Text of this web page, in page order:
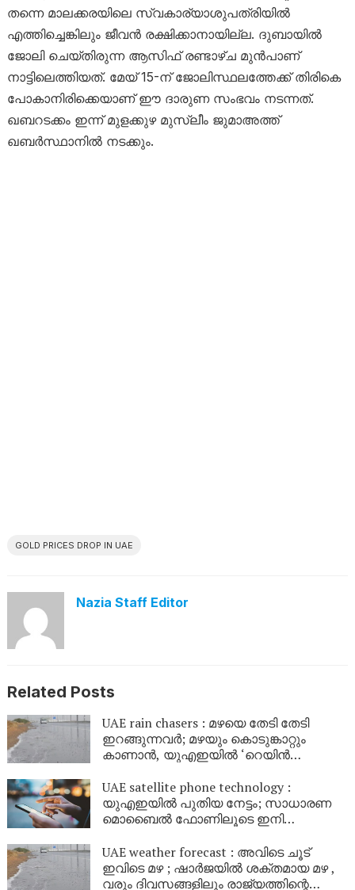
തന്നെ മാലക്കരയിലെ സ്വകാര്യാശുപത്രിയിൽ
എത്തിച്ചെങ്കിലും ജീവൻ രക്ഷിക്കാനായില്ല. ദുബായിൽ
ജോലി ചെയ്തിരുന്ന ആസിഫ് രണ്ടാഴ്ച മുൻപാണ്
നാട്ടിലെത്തിയത്. മേയ് 15-ന് ജോലിസ്ഥലത്തേക്ക് തിരികെ
പോകാനിരിക്കെയാണ് ഈ ദാരുണ സംഭവം നടന്നത്.
ഖബറടക്കം ഇന്ന് മുളക്കുഴ മുസ്ലീം ജുമാഅത്ത്
ഖബർസ്ഥാനിൽ നടക്കും.
GOLD PRICES DROP IN UAE
Nazia Staff Editor
Related Posts
UAE rain chasers : മഴയെ തേടി തേടി
ഇറങ്ങുന്നവർ; മഴയും കൊടുങ്കാറ്റും
കാണാൻ, യുഎഇയിൽ ‘റെയിൻ
UAE satellite phone technology :
യുഎഇയിൽ പുതിയ നേട്ടം; സാധാരണ
മൊബൈൽ ഫോണിലൂടെ ഇനി
കൈമാറാം
UAE weather forecast : അവിടെ ചൂട്
ഇവിടെ മഴ ; ഷാർജയിൽ ശക്തമായ മഴ ,
വരും ദിവസങ്ങളിലും രാജ്യത്തിന്റെ